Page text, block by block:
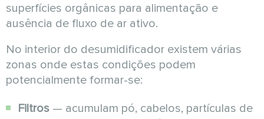
superfícies orgânicas para alimentação e
ausência de fluxo de ar ativo.
No interior do desumidificador existem várias
zonas onde estas condições podem
potencialmente formar-se:
Filtros — acumulam pó, cabelos, partículas de